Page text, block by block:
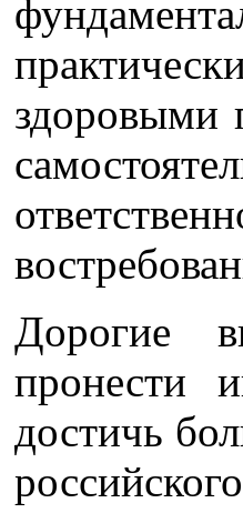
здоровыми
Дорогие
пронести
достичь